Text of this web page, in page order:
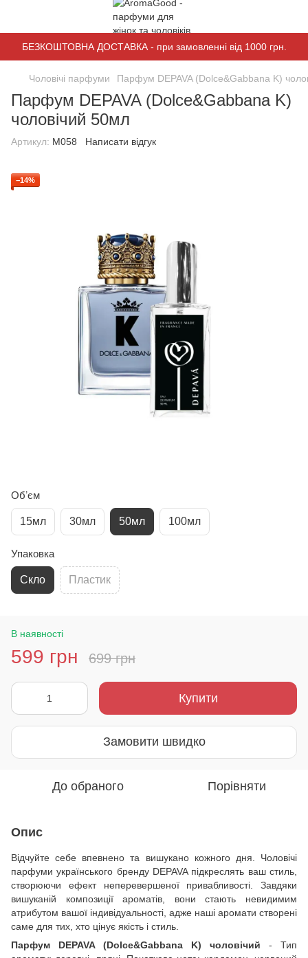
БЕЗКОШТОВНА ДОСТАВКА - при замовленні від 1000 грн.
Чоловічі парфуми Парфум DEPAVA (Dolce&Gabbana K)
Парфум DEPAVA (Dolce&Gabbana K)
чоловічий 50мл
Артикул: M058 Написати відгук
−14%
Обʼєм
15мл 30мл 50мл 100мл
Упаковка
Скло Пластик
В наявності
599 грн 699 грн
Купити
Замовити швидко
До обраного Порівняти
Опис
Відчуйте себе впевнено та вишукано кожного дня. Чоловічі
парфуми українського бренду DEPAVA підкреслять ваш стиль,
створюючи ефект неперевершеної привабливості. Завдяки
вишуканій композиції ароматів, вони стають невидимим
атрибутом вашої індивідуальності, адже наші аромати створені
саме для тих, хто цінує якість і стиль.
Парфум DEPAVA (Dolce&Gabbana K) чоловічий - Тип